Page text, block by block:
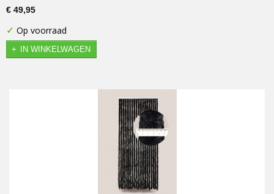
€ 49,95
✓ Op voorraad
IN WINKELWAGEN